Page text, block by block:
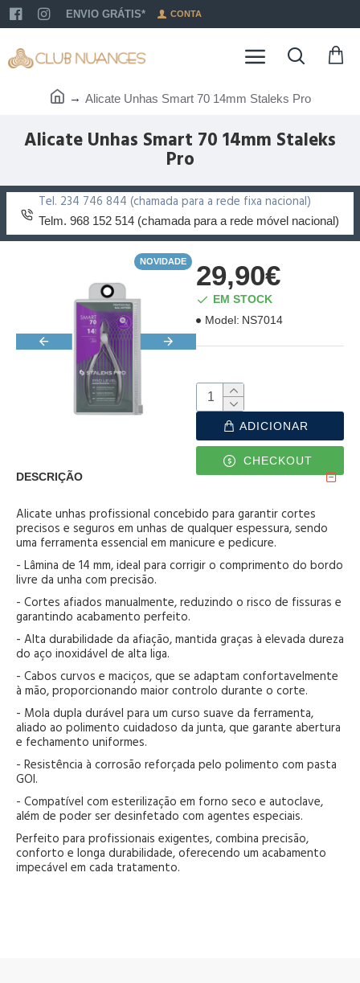
ENVIO GRÁTIS* CONTA
Alicate Unhas Smart 70 14mm Staleks Pro
Alicate Unhas Smart 70 14mm Staleks
Pro
Tel. 234 746 844 (chamada para a rede fixa nacional)
Telm. 968 152 514 (chamada para a rede móvel nacional)
NOVIDADE 29,90€
EM STOCK
Model: NS7014
ADICIONAR
CHECKOUT
DESCRIÇÃO
Alicate unhas profissional concebido para garantir cortes
precisos e seguros em unhas de qualquer espessura, sendo
uma ferramenta essencial em manicure e pedicure.
- Lâmina de 14 mm, ideal para corrigir o comprimento do bordo
livre da unha com precisão.
- Cortes afiados manualmente, reduzindo o risco de fissuras e
garantindo acabamento perfeito.
- Alta durabilidade da afiação, mantida graças à elevada dureza
do aço inoxidável de alta liga.
- Cabos curvos e maciços, que se adaptam confortavelmente
à mão, proporcionando maior controlo durante o corte.
- Mola dupla durável para um curso suave da ferramenta,
aliado ao polimento cuidadoso da junta, que garante abertura
e fechamento uniformes.
- Resistência à corrosão reforçada pelo polimento com pasta
GOI.
- Compatível com esterilização em forno seco e autoclave,
além de poder ser desinfetado com agentes especiais.
Perfeito para profissionais exigentes, combina precisão,
conforto e longa durabilidade, oferecendo um acabamento
impecável em cada tratamento.